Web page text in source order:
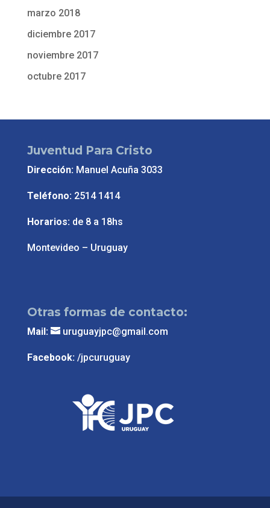
marzo 2018
diciembre 2017
noviembre 2017
octubre 2017
Juventud Para Cristo
Dirección: Manuel Acuña 3033
Teléfono:2514 1414
Horarios:de 8 a 18hs
Montevideo – Uruguay
Otras formas de contacto:
Mail: uruguayjpc@gmail.com
Facebook: /jpcuruguay